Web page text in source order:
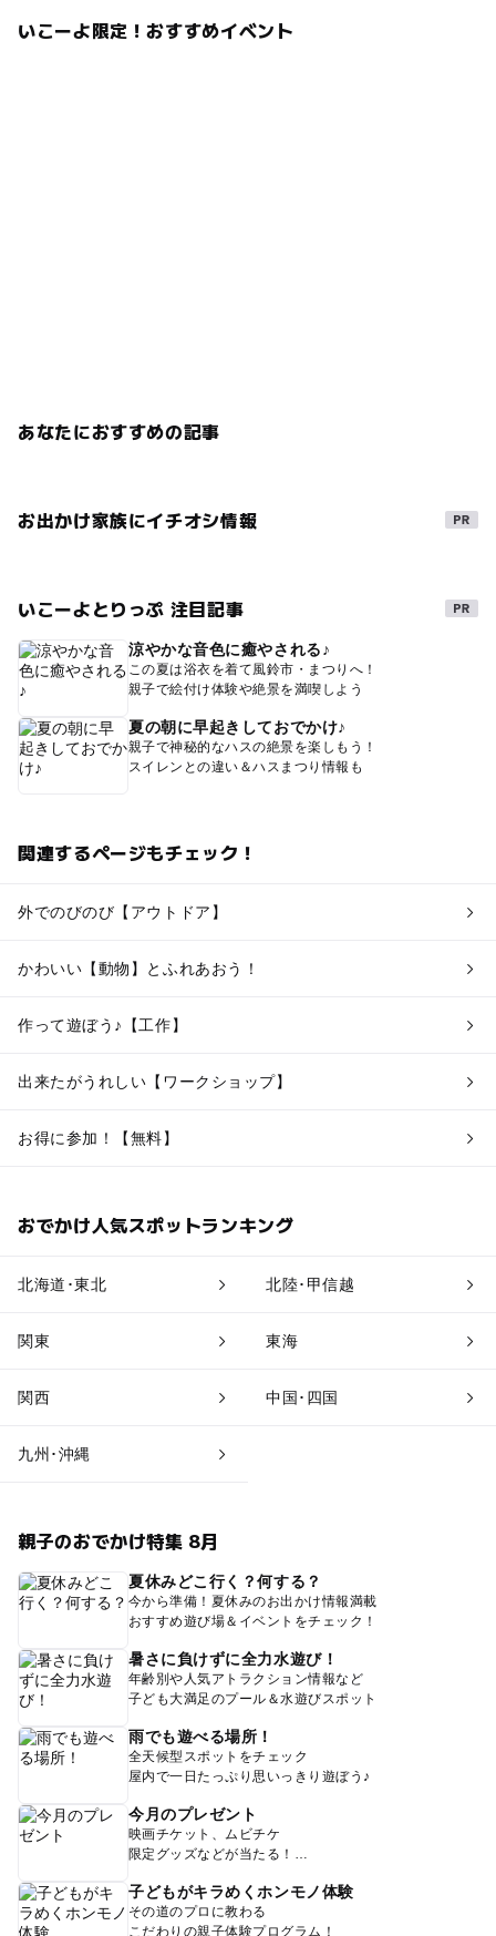
いこーよ限定！おすすめイベント
あなたにおすすめの記事
お出かけ家族にイチオシ情報
いこーよとりっぷ 注目記事
涼やかな音色に癒やされる♪
この夏は浴衣を着て風鈴市・まつりへ！
親子で絵付け体験や絶景を満喫しよう
夏の朝に早起きしておでかけ♪
親子で神秘的なハスの絶景を楽しもう！
スイレンとの違い＆ハスまつり情報も
関連するページもチェック！
外でのびのび【アウトドア】
かわいい【動物】とふれあおう！
作って遊ぼう♪【工作】
出来たがうれしい【ワークショップ】
お得に参加！【無料】
おでかけ人気スポットランキング
北海道･東北 北陸･甲信越
関東 東海
関西 中国･四国
九州･沖縄
親子のおでかけ特集 8月
夏休みどこ行く？何する？
今から準備！夏休みのお出かけ情報満載
おすすめ遊び場＆イベントをチェック！
暑さに負けずに全力水遊び！
年齢別や人気アトラクション情報など
子ども大満足のプール＆水遊びスポット
雨でも遊べる場所！
全天候型スポットをチェック
屋内で一日たっぷり思いっきり遊ぼう♪
今月のプレゼント
映画チケット、ムビチケ
限定グッズなどが当たる！
子どもがキラめくホンモノ体験
その道のプロに教わる
こだわりの親子体験プログラム！